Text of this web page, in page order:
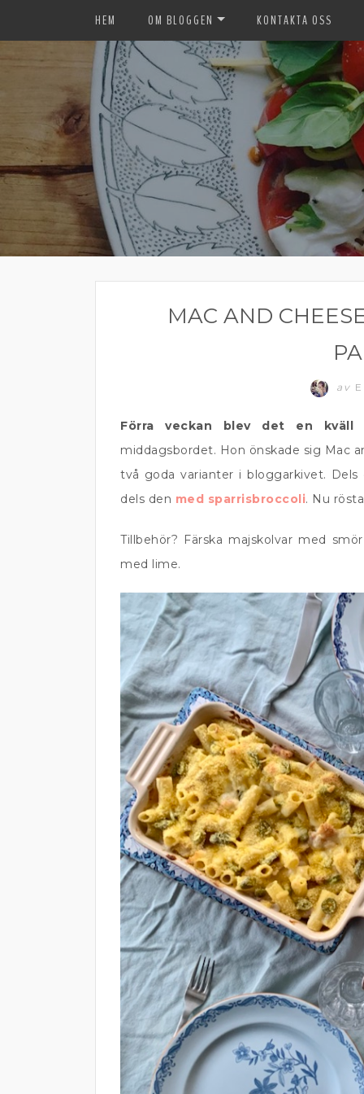
HEM OM BLOGGEN KONTAKTA OSS
MAC AND
av
Förra veckan blev det en
middagsbordet. Hon önskade sig Mac
två goda varianter i bloggarkivet. Dels
dels den med sparrisbroccoli. Nu
Tillbehör? Färska majskolvar med
med lime.